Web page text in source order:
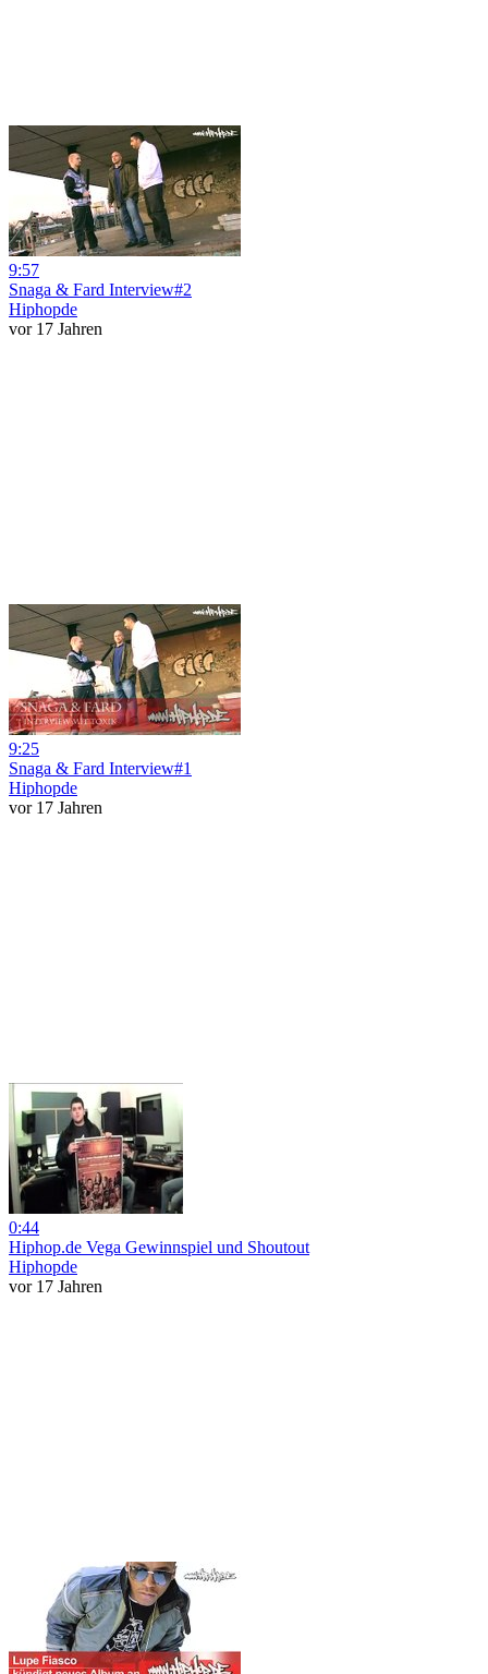
9:57
Snaga & Fard Interview#2
Hiphopde
vor 17 Jahren
9:25
Snaga & Fard Interview#1
Hiphopde
vor 17 Jahren
0:44
Hiphop.de Vega Gewinnspiel und Shoutout
Hiphopde
vor 17 Jahren